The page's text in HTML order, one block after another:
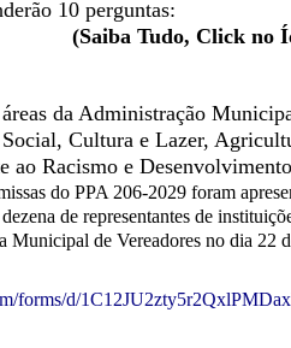
10 perguntas:
(Saiba Tudo, Click no
da Administração
Social, Cultura e Lazer,
ao Racismo e
do PPA 206-2029 foram
de representantes de
Municipal de Vereadores no dia 22
forms/d/